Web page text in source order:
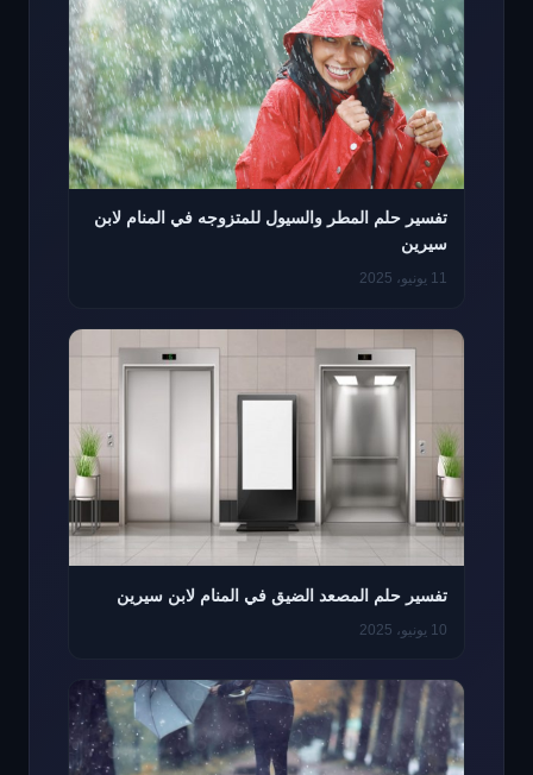
تفسير حلم المطر والسيول للمتزوجه في المنام لابن
سيرين
11 يونيو، 2025
تفسير حلم المصعد الضيق في المنام لابن سيرين
10 يونيو، 2025